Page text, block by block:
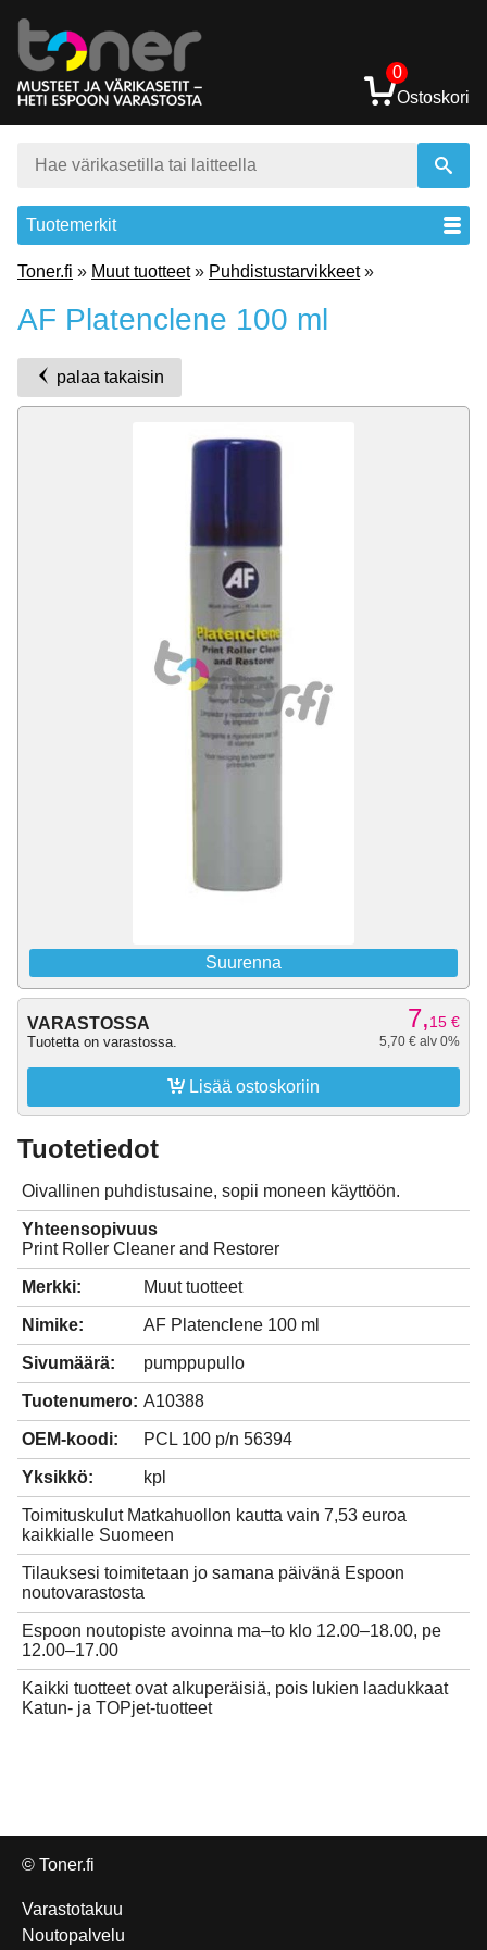
0
Ostoskori
Tuotemerkit
Toner.fi » Muut tuotteet» Puhdistustarvikkeet»
AF Platenclene 100 ml
palaa takaisin
Suurenna
VARASTOSSA
Tuotetta on varastossa.
7,15 €
5,70 € alv 0%
 Lisää ostoskoriin
Tuotetiedot
Oivallinen puhdistusaine, sopii moneen käyttöön.
Yhteensopivuus
Print Roller Cleaner and Restorer
Merkki: Muut tuotteet
Nimike: AF Platenclene 100 ml
Sivumäärä: pumppupullo
Tuotenumero: A10388
OEM-koodi: PCL 100 p/n 56394
Yksikkö: kpl
Toimituskulut Matkahuollon kautta vain 7,53 euroa
kaikkialle Suomeen
Tilauksesi toimitetaan jo samana päivänä Espoon
noutovarastosta
Espoon noutopiste avoinna ma–to klo 12.00–18.00, pe
12.00–17.00
Kaikki tuotteet ovat alkuperäisiä, pois lukien laadukkaat
Katun- ja TOPjet-tuotteet
© Toner.fi
Varastotakuu
Noutopalvelu